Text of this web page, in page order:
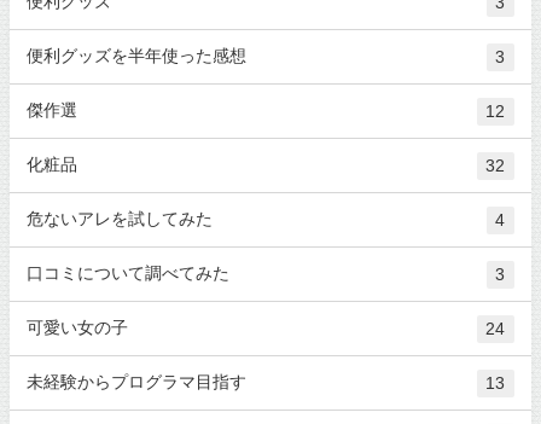
便利グッズを半年使った感想 3
傑作選 12
化粧品 32
危ないアレを試してみた 4
口コミについて調べてみた 3
可愛い女の子 24
未経験からプログラマ目指す 13